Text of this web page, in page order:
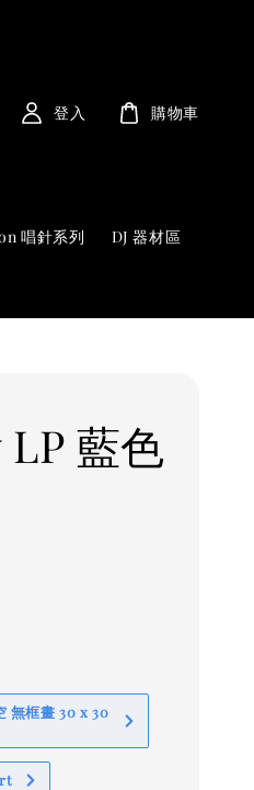
唱針系列 DJ 器材區
登入 購物車
藍色
無框畫 30 x 30